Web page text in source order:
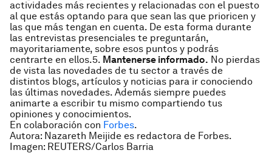
actividades más recientes y relacionadas con el puesto
al que estás optando para que sean las que prioricen y
las que más tengan en cuenta. De esta forma durante
las entrevistas presenciales te preguntarán,
mayoritariamente, sobre esos puntos y podrás
centrarte en ellos.5. Mantenerse informado. No pierdas
de vista las novedades de tu sector a través de
distintos blogs, artículos y noticias para ir conociendo
las últimas novedades. Además siempre puedes
animarte a escribir tu mismo compartiendo tus
opiniones y conocimientos.
En colaboración con Forbes.
Autora: Nazareth Meijide es redactora de Forbes.
Imagen: REUTERS/Carlos Barria